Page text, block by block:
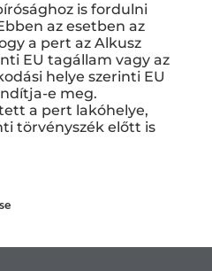
is fordulni
az esetben az
a pert az Alkusz
EU tagállam vagy az
helye szerinti EU
e meg.
a pert lakóhelye,
törvényszék előtt is